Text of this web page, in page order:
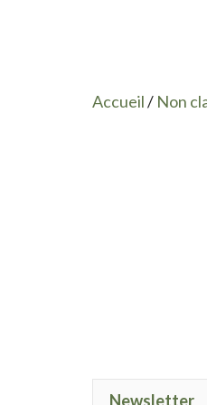
Accueil/ Non
Newsletter